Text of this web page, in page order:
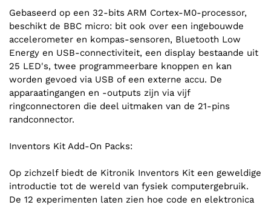
Gebaseerd op een 32-bits ARM Cortex-M0-processor,
beschikt de BBC micro: bit ook over een ingebouwde
accelerometer en kompas-sensoren, Bluetooth Low
Energy en USB-connectiviteit, een display bestaande uit
25 LED's, twee programmeerbare knoppen en kan
worden gevoed via USB of een externe accu. De
apparaatingangen en -outputs zijn via vijf
ringconnectoren die deel uitmaken van de 21-pins
randconnector.
Inventors Kit Add-On Packs:
Op zichzelf biedt de Kitronik Inventors Kit een geweldige
introductie tot de wereld van fysiek computergebruik.
De 12 experimenten laten zien hoe code en elektronica